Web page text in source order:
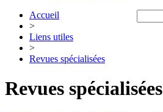
Accueil
>
Liens utiles
>
Revues spécialisées
Revues spécialisées